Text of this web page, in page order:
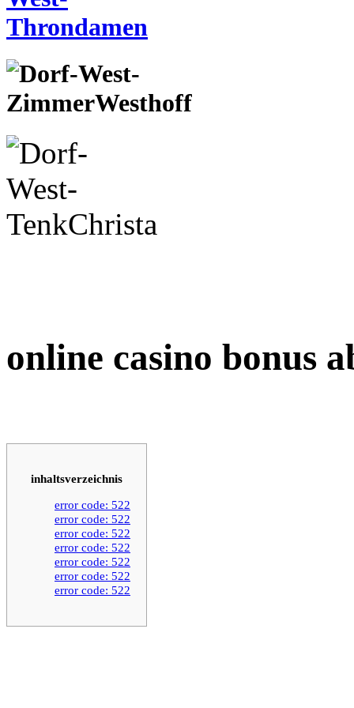
online casino bonus
inhaltsverzeichnis
error code: 522
error code: 522
error code: 522
error code: 522
error code: 522
error code: 522
error code: 522